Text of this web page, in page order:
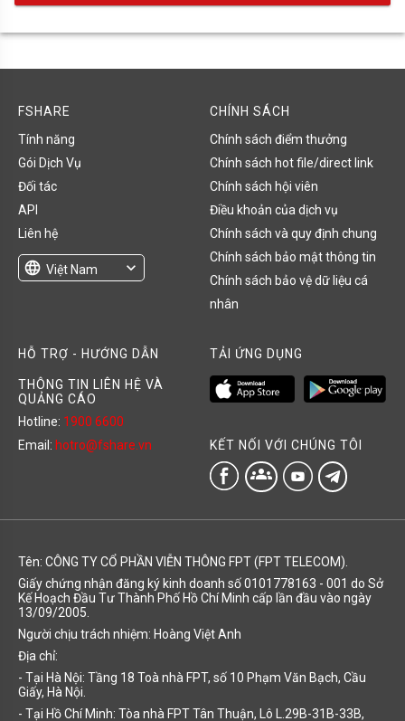
FSHARE
Tính năng
Gói Dịch Vụ
Đối tác
API
Liên hệ
language Việt Nam
expand_more
CHÍNH SÁCH
Chính sách điểm thưởng
Chính sách hot file/direct link
Chính sách hội viên
Điều khoản của dịch vụ
Chính sách và quy định chung
Chính sách bảo mật thông tin
Chính sách bảo vệ dữ liệu cá
nhân
HỖ TRỢ - HƯỚNG DẪN
THÔNG TIN LIÊN HỆ VÀ
QUẢNG CÁO
Hotline: 1900 6600
Email: hotro@fshare.vn
TẢI ỨNG DỤNG
KẾT NỐI VỚI CHÚNG TÔI
groups
Tên: CÔNG TY CỔ PHẦN VIỄN THÔNG FPT (FPT TELECOM).
Giấy chứng nhận đăng ký kinh doanh số 0101778163 - 001 do Sở
Kế Hoạch Đầu Tư Thành Phố Hồ Chí Minh cấp lần đầu vào ngày
13/09/2005.
Người chịu trách nhiệm: Hoàng Việt Anh
Địa chỉ:
- Tại Hà Nội: Tầng 18 Toà nhà FPT, số 10 Phạm Văn Bạch, Cầu
Giấy, Hà Nội.
- Tại Hồ Chí Minh: Tòa nhà FPT Tân Thuận, Lô L.29B-31B-33B,